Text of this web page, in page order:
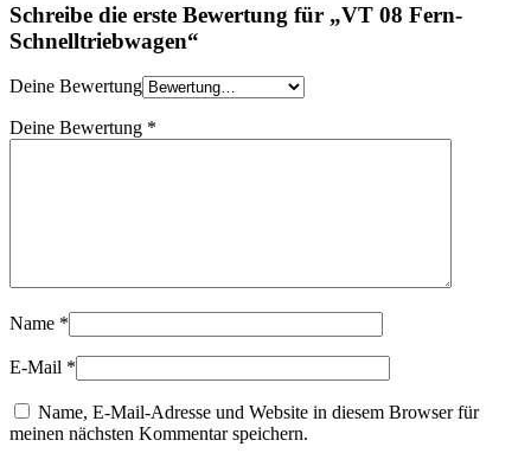
Schreibe die erste Bewertung für „VT 08 Fern-
Schnelltriebwagen“
Deine Bewertung
Deine Bewertung *
Name *
E-Mail *
Name, E-Mail-Adresse und Website in diesem Browser für
meinen nächsten Kommentar speichern.